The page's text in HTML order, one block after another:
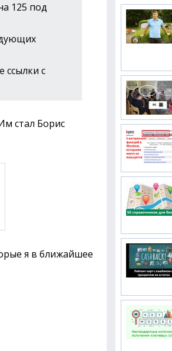
125 под
ссылки с
стал Борис
я в ближайшее